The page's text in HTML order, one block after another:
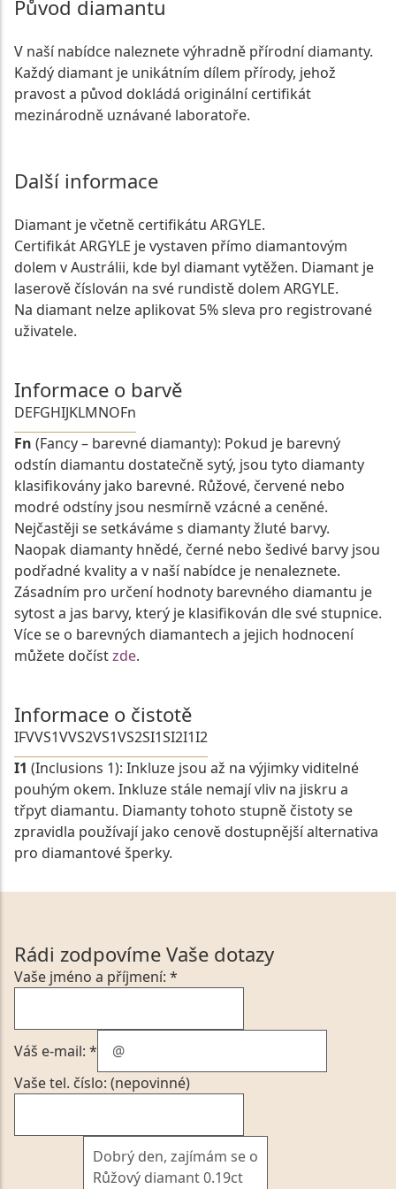
Původ diamantu
V naší nabídce naleznete výhradně přírodní diamanty.
Každý diamant je unikátním dílem přírody, jehož
pravost a původ dokládá originální certifikát
mezinárodně uznávané laboratoře.
Další informace
Diamant je včetně certifikátu ARGYLE.
Certifikát ARGYLE je vystaven přímo diamantovým
dolem v Austrálii, kde byl diamant vytěžen. Diamant je
laserově číslován na své rundistě dolem ARGYLE.
Na diamant nelze aplikovat 5% sleva pro registrované
uživatele.
Informace o barvě
DEFGHIJKLMNOFn
Fn (Fancy – barevné diamanty): Pokud je barevný
odstín diamantu dostatečně sytý, jsou tyto diamanty
klasifikovány jako barevné. Růžové, červené nebo
modré odstíny jsou nesmírně vzácné a ceněné.
Nejčastěji se setkáváme s diamanty žluté barvy.
Naopak diamanty hnědé, černé nebo šedivé barvy jsou
podřadné kvality a v naší nabídce je nenaleznete.
Zásadním pro určení hodnoty barevného diamantu je
sytost a jas barvy, který je klasifikován dle své stupnice.
Více se o barevných diamantech a jejich hodnocení
můžete dočístzde.
Informace o čistotě
IFVVS1VVS2VS1VS2SI1SI2I1I2
I1 (Inclusions 1): Inkluze jsou až na výjimky viditelné
pouhým okem. Inkluze stále nemají vliv na jiskru a
třpyt diamantu. Diamanty tohoto stupně čistoty se
zpravidla používají jako cenově dostupnější alternativa
pro diamantové šperky.
Rádi zodpovíme Vaše dotazy
Vaše jméno a příjmení: *
Váš e-mail: *
Vaše tel. číslo: (nepovinné)